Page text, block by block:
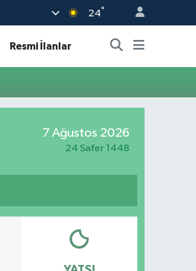
24°
Resmi İlanlar
7 Ağustos 2026
24 Safer 1448